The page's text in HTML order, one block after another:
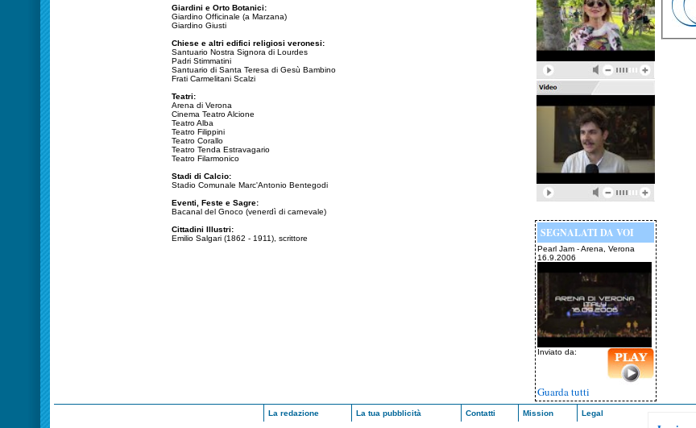
Giardini e Orto Botanici:
Giardino Officinale (a Marzana)
Giardino Giusti
Chiese e altri edifici religiosi veronesi:
Santuario Nostra Signora di Lourdes
Padri Stimmatini
Santuario di Santa Teresa di Gesù Bambino
Frati Carmelitani Scalzi
Teatri:
Arena di Verona
Cinema Teatro Alcione
Teatro Alba
Teatro Filippini
Teatro Corallo
Teatro Tenda Estravagario
Teatro Filarmonico
Stadi di Calcio:
Stadio Comunale Marc'Antonio Bentegodi
Eventi, Feste e Sagre:
Bacanal del Gnoco (venerdì di carnevale)
Cittadini Illustri:
Emilio Salgari (1862 - 1911), scrittore
SEGNALATI DA VOI
Pearl Jam - Arena, Verona
16.9.2006
Inviato da:
Guarda tutti
La redazione La tua pubblicità Contatti Mission Legal